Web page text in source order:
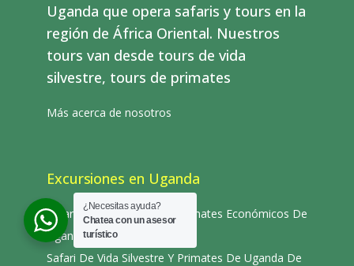
Uganda que opera safaris y tours en la
región de África Oriental. Nuestros
tours van desde tours de vida
silvestre, tours de primates
Más acerca de nosotros
Excursiones en Uganda
Safari De Vida Silvestre Y Primates Económicos De
Uganda De 8 Días
Safari De Vida Silvestre Y Primates De Uganda De
¿Necesitas ayuda?
Chatea con un asesor
turístico